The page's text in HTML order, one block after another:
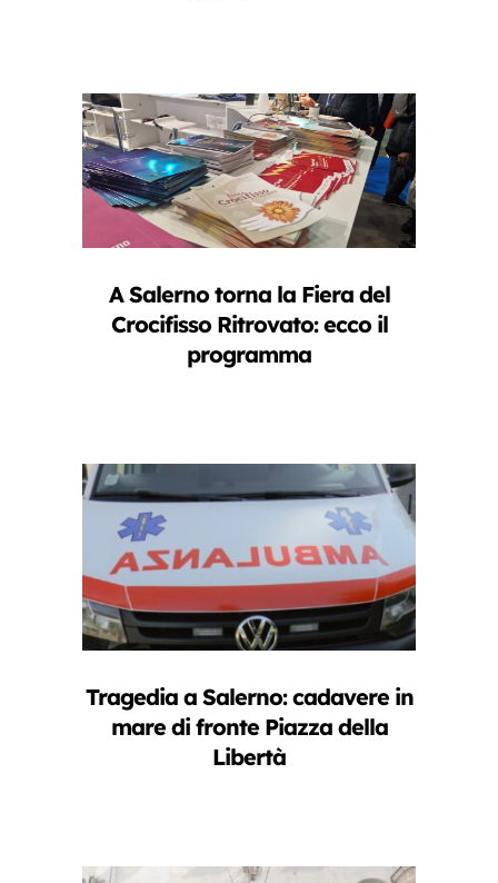
A Salerno torna la Fiera del
Crocifisso Ritrovato: ecco il
programma
Tragedia a Salerno: cadavere in
mare di fronte Piazza della
Libertà